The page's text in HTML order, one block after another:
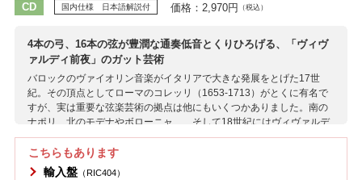
CD
国内仕様 日本語解説付 価格：2,970円 （税込）
4本の弓、16本の弦が豊潤な通奏低音とくりひろげる、「ヴィヴ
ァルディ前夜」のガット芸術
バロックのヴァイオリン音楽がイタリアで大きな発展をとげた17世
紀。その頂点としてローマのコレッリ（1653-1713）がとくに有名で
すが、実は重要な弦楽芸術の拠点は他にもいくつかありました。南の
ナポリ、北のモデナやボローニャ……そして18世紀にはヴィヴァルデ
ィを排出したヴェネツィアも、17世紀を通じてヴァイオリン音楽の発
展には大きく寄与した都市だったのです。 老舗古楽レーベルRicercar
で初期ヴァイオリン音楽の知られざる世界を解き明かしてきたクレマ
こちらもあります
輸入盤（RIC404）